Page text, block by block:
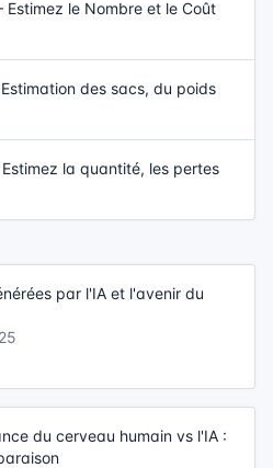
le Nombre et le Coût
des sacs, du poids
la quantité, les pertes
par l'IA et l'avenir du
du cerveau humain vs l'IA :